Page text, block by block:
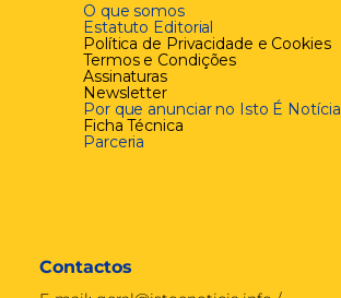
O que somos
Estatuto Editorial
Política de Privacidade e Cookies
Termos e Condições
Assinaturas
Newsletter
Por que anunciar no Isto É Notícia
Ficha Técnica
Parceria
Contactos